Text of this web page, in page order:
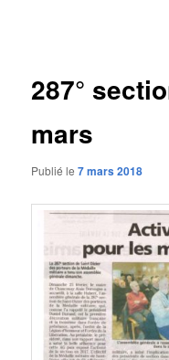
287°
mars
Publié le7 mars 2018